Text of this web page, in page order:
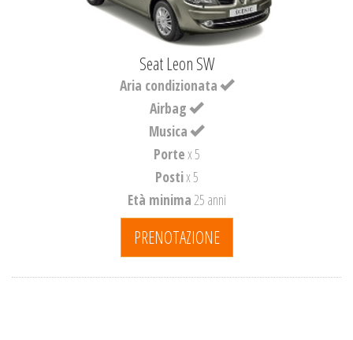
Seat Leon SW
Aria condizionata
Airbag
Musica
Portex 5
Postix 5
Età minima25 anni
PRENOTAZIONE